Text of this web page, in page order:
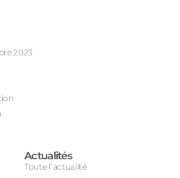
2023
Actualités
Toute l’actualité